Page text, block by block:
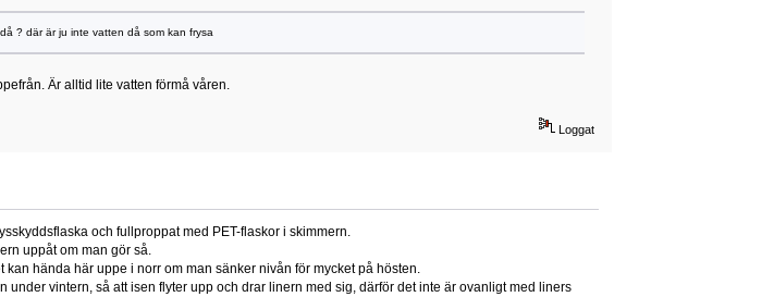
? där är ju inte vatten då som kan frysa
Är alltid lite vatten förmå våren.
Loggat
och fullproppat med PET-flaskor i skimmern.
uppåt om man gör så.
hända här uppe i norr om man sänker nivån för mycket på hösten.
under vintern, så att isen flyter upp och drar linern med sig, därför det inte är ovanligt med liners